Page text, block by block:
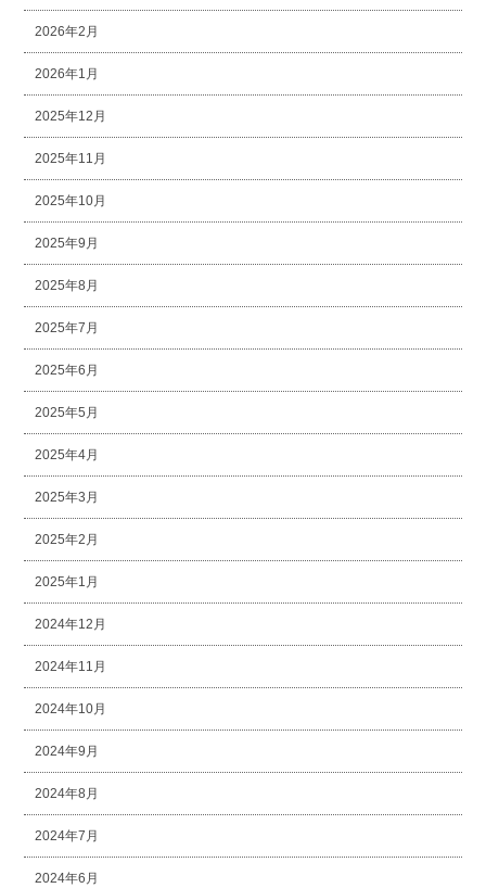
2026年2月
2026年1月
2025年12月
2025年11月
2025年10月
2025年9月
2025年8月
2025年7月
2025年6月
2025年5月
2025年4月
2025年3月
2025年2月
2025年1月
2024年12月
2024年11月
2024年10月
2024年9月
2024年8月
2024年7月
2024年6月